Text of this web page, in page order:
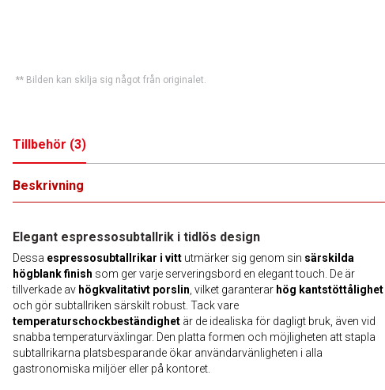
** Bilden kan skilja sig något från originalet.
Tillbehör (3)
Beskrivning
Elegant espressosubtallrik i tidlös design
Dessa espressosubtallrikar i vitt utmärker sig genom sin särskilda
högblank finish som ger varje serveringsbord en elegant touch. De är
tillverkade av högkvalitativt porslin , vilket garanterar hög kantstöttålighet
och gör subtallriken särskilt robust. Tack vare
temperaturschockbeständighet är de idealiska för dagligt bruk, även vid
snabba temperaturväxlingar. Den platta formen och möjligheten att stapla
subtallrikarna platsbesparande ökar användarvänligheten i alla
gastronomiska miljöer eller på kontoret.